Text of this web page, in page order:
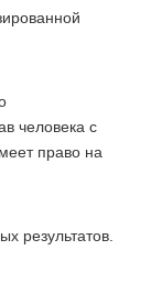
человека с
право на
результатов.